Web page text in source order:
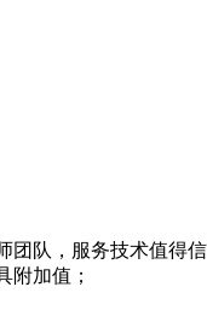
团队，服务技术值得
附加值；